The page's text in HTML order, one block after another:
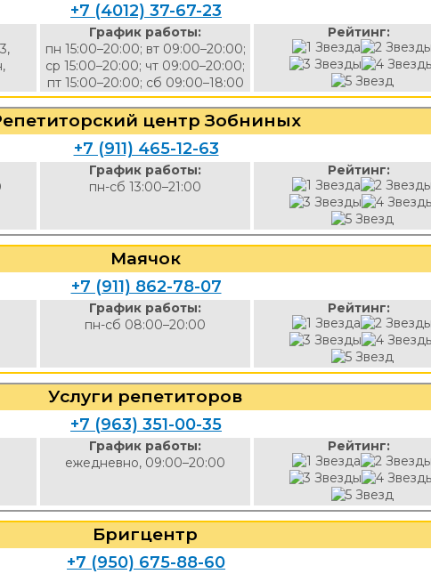
+7 (4012) 37-67-23
График работы:
пн 15:00–20:00; вт 09:00–20:00;
ср 15:00–20:00; чт 09:00–20:00;
пт 15:00–20:00; сб 09:00–18:00
Рейтинг:
центр Зобниных
+7 (911) 465-12-63
График работы:
пн-сб 13:00–21:00
Рейтинг:
Маячок
+7 (911) 862-78-07
График работы:
пн-сб 08:00–20:00
Рейтинг:
Услуги репетиторов
+7 (963) 351-00-35
График работы:
ежедневно, 09:00–20:00
Рейтинг:
Бригцентр
+7 (950) 675-88-60